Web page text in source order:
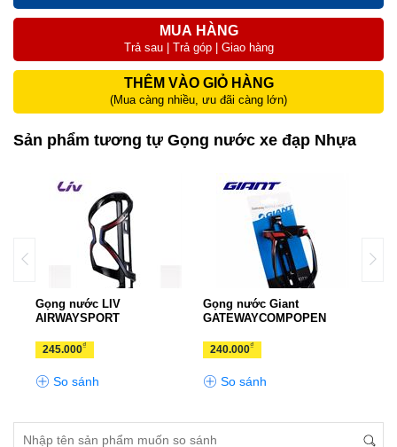
MUA HÀNG
Trả sau | Trả góp | Giao hàng
THÊM VÀO GIỎ HÀNG
(Mua càng nhiều, ưu đãi càng lớn)
Sản phẩm tương tự Gọng nước xe đạp Nhựa
Gọng nước LIV
AIRWAYSPORT
245.000₫
So sánh
Gọng nước Giant
GATEWAYCOMPOPEN
240.000₫
So sánh